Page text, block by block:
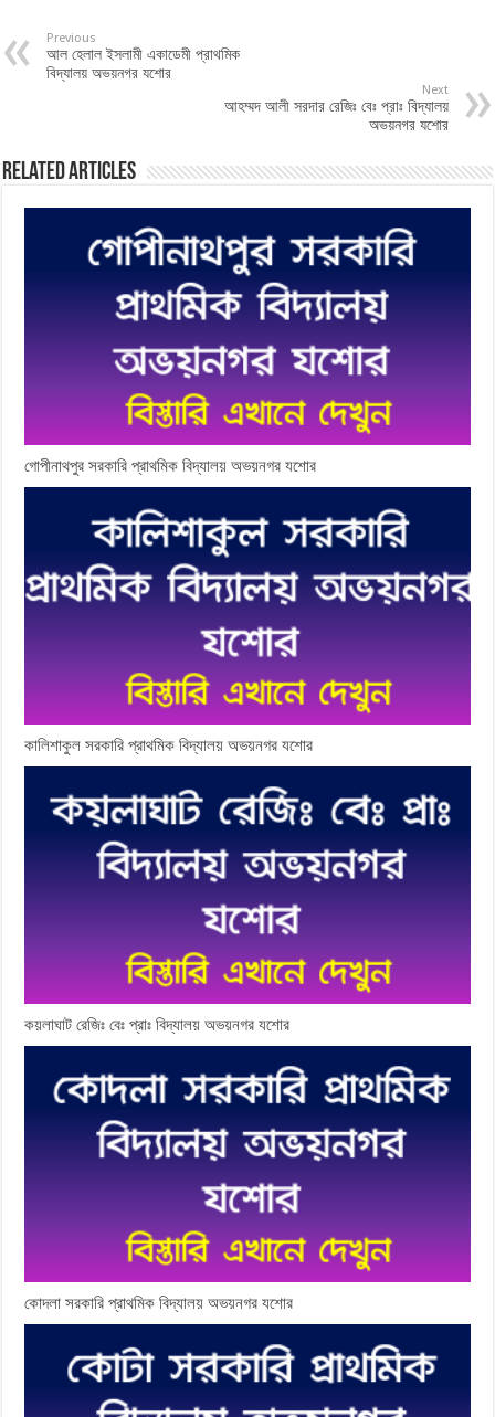
Previous
আল হেলাল ইসলামী একাডেমী প্রাথমিক
বিদ্যালয় অভয়নগর যশোর
Next
আহম্মদ আলী সরদার রেজিঃ বেঃ প্রাঃ বিদ্যালয়
অভয়নগর যশোর
Related Articles
গোপীনাথপুর সরকারি প্রাথমিক বিদ্যালয় অভয়নগর যশোর
কালিশাকুল সরকারি প্রাথমিক বিদ্যালয় অভয়নগর যশোর
কয়লাঘাট রেজিঃ বেঃ প্রাঃ বিদ্যালয় অভয়নগর যশোর
কোদলা সরকারি প্রাথমিক বিদ্যালয় অভয়নগর যশোর